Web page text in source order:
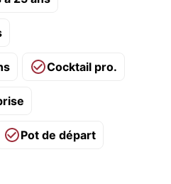
Cocktail pro.
Pot de départ